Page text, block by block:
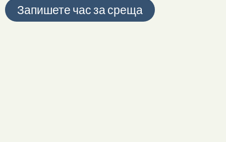
Запишете час за среща